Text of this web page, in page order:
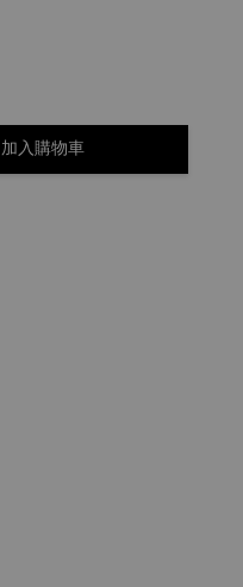
加入購物車